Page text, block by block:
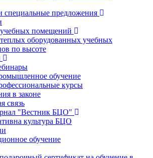
специальные предложения
помещений
оборудованных учебных
по высоте
обучение
курсы
в законе
связь
"Вестник БЦО"
культура БЦО
обучение